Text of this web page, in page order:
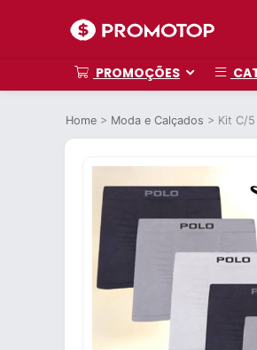
PROMOÇÕES
Home > Moda e Calçados > Kit C/